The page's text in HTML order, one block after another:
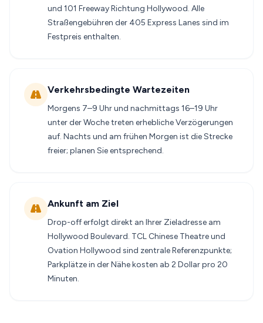
und 101 Freeway Richtung Hollywood. Alle
Straßengebühren der 405 Express Lanes sind im
Festpreis enthalten.
Verkehrsbedingte Wartezeiten
Morgens 7–9 Uhr und nachmittags 16–19 Uhr
unter der Woche treten erhebliche Verzögerungen
auf. Nachts und am frühen Morgen ist die Strecke
freier; planen Sie entsprechend.
Ankunft am Ziel
Drop-off erfolgt direkt an Ihrer Zieladresse am
Hollywood Boulevard. TCL Chinese Theatre und
Ovation Hollywood sind zentrale Referenzpunkte;
Parkplätze in der Nähe kosten ab 2 Dollar pro 20
Minuten.